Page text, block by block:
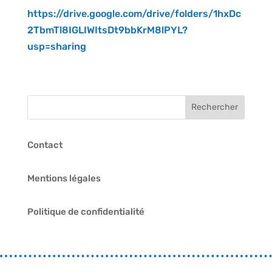
https://drive.google.com/drive/folders/1hxDc
2TbmTl8IGLIWItsDt9bbKrM8lPYL?
usp=sharing
Contact
Mentions légales
Politique de confidentialité